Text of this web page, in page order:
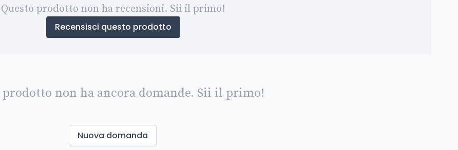
Questo prodotto non ha recensioni. Sii il primo!
Recensisci questo prodotto
prodotto non ha ancora domande. Sii il primo!
Nuova domanda